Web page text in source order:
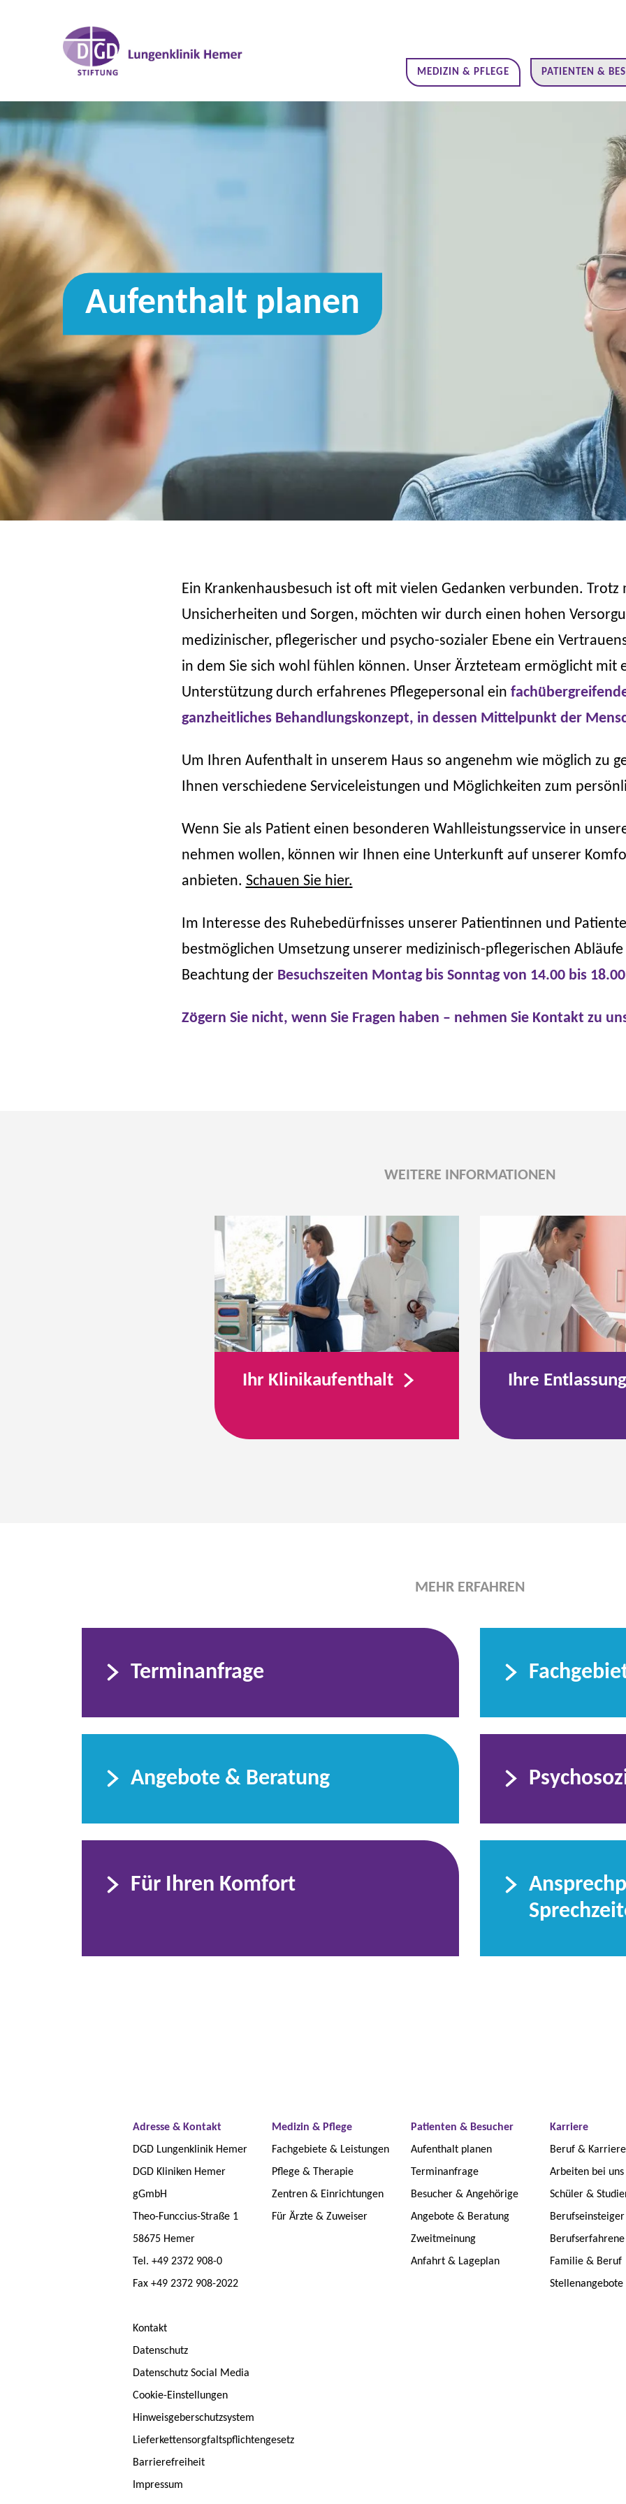
MEDIZIN & PFLEGE PATIENTEN &
Aufenthalt planen
Ein Krankenhausbesuch ist oft mit vielen Gedanken verbunden. Trotz
Unsicherheiten und Sorgen, möchten wir durch einen hohen
medizinischer, pflegerischer und psycho-sozialer Ebene ein
in dem Sie sich wohl fühlen können. Unser Ärzteteam ermöglicht mit
Unterstützung durch erfahrenes Pflegepersonal ein
ganzheitliches Behandlungskonzept, in dessen Mittelpunkt der
Um Ihren Aufenthalt in unserem Haus so angenehm wie möglich zu
Ihnen verschiedene Serviceleistungen und Möglichkeiten zum
Wenn Sie als Patient einen besonderen Wahlleistungsservice in
nehmen wollen, können wir Ihnen eine Unterkunft auf unserer
anbieten. Schauen Sie hier.
Im Interesse des Ruhebedürfnisses unserer Patientinnen und
bestmöglichen Umsetzung unserer medizinisch-pflegerischen
Beachtung der Besuchszeiten Montag bis Sonntag von 14.00 bis
Zögern Sie nicht, wenn Sie Fragen haben – nehmen Sie Kontakt zu
WEITERE INFORMATIONEN
Ihr Klinikaufenthalt Ihre
MEHR ERFAHREN
Terminanfrage
Angebote & Beratung
Für Ihren Komfort
Adresse & Kontakt
DGD Lungenklinik Hemer
DGD Kliniken Hemer
gGmbH
Theo-Funccius-Straße 1
58675 Hemer
Tel. +49 2372 908-0
Fax +49 2372 908-2022
Kontakt
Datenschutz
Datenschutz Social Media
Cookie-Einstellungen
Hinweisgeberschutzsystem
Lieferkettensorgfaltspflichtengesetz
Barrierefreiheit
Impressum
Medizin & Pflege
Fachgebiete & Leistungen
Pflege & Therapie
Zentren & Einrichtungen
Für Ärzte & Zuweiser
Patienten & Besucher
Aufenthalt planen
Terminanfrage
Besucher & Angehörige
Angebote & Beratung
Zweitmeinung
Anfahrt & Lageplan
Karriere
Beruf & Karriere
Arbeiten bei uns
Schüler &
Berufserfahrene
Familie & Beruf
Stellenangebote